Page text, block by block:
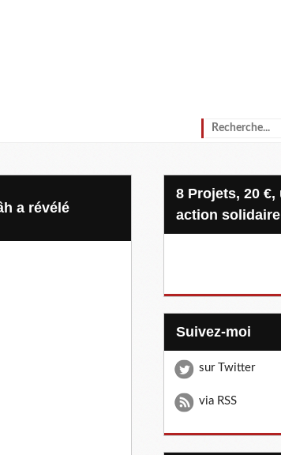
a révélé
8 Projets, 20 €, une seule
action solidaire
Suivez-moi
sur Twitter
via RSS